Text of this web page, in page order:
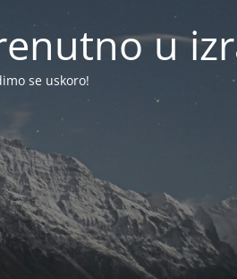
u
se uskoro!